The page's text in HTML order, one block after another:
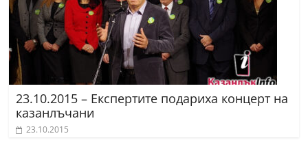
23.10.2015 – Експертите подариха концерт на
казанлъчани
23.10.2015